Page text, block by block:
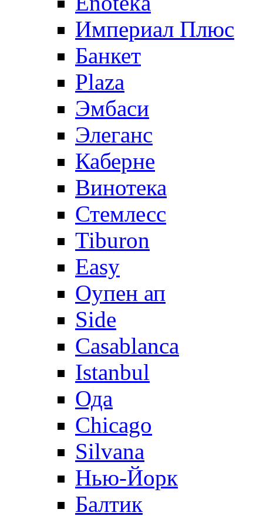
Империал Плюс
Банкет
Plaza
Эмбаси
Элеганс
Каберне
Винотека
Стемлесс
Tiburon
Easy
Оупен ап
Side
Casablanca
Istanbul
Ода
Chicago
Silvana
Нью-Йорк
Балтик